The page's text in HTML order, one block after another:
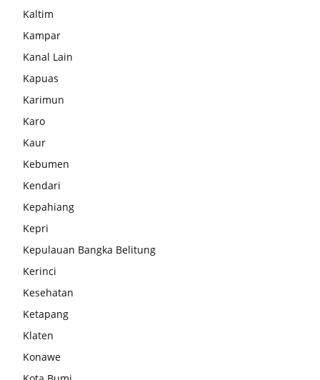
Kaltim
Kampar
Kanal Lain
Kapuas
Karimun
Karo
Kaur
Kebumen
Kendari
Kepahiang
Kepri
Kepulauan Bangka Belitung
Kerinci
Kesehatan
Ketapang
Klaten
Konawe